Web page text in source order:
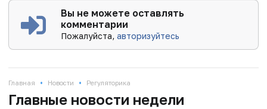
Вы не можете оставлять
комментарии
Пожалуйста,авторизуйтесь
Главная • Новости • Регуляторика
Главные новости недели